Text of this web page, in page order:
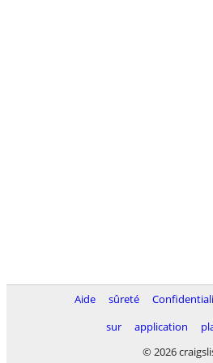
Aide sûreté
sur
application
© 2026